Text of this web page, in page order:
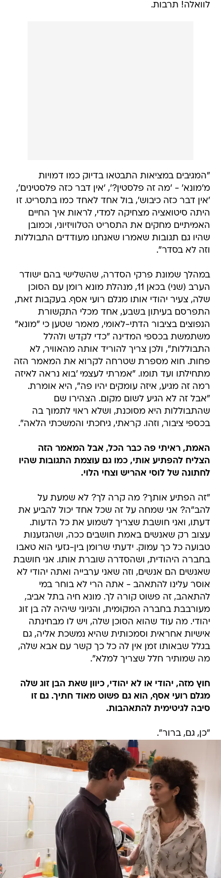
לוואלה! תרבות.
"המגיבים במציאות התבטאו בדיוק כמו דמויות
מ'מונא' - 'מה זה פלסטין?', 'אין דבר כזה פלסטינים',
'אין דבר כזה כיבוש', בול אחד לאחד כמו בתסריט. זו
היתה סיטואציה מצחיקה למדי, לראות איך החיים
האמיתיים מחקים את התסריט הטלוויזיוני, וכמובן
שהיו גם תגובות שאמרו שאנחנו מעודדים התבוללות
וזה לא בסדר".
במהלך שמונת פרקי הסדרה, שהשלישי בהם ישודר
הערב (שני) בכאן 11, מנהלת מונא רומן עם הסוכן
שלה, צעיר יהודי אותו מגלם רועי אסף. בעקבות זאת,
התפרסם בעיתון בשבע, אחד מכלי התקשורת
הנפוצים בציבור הדתי-לאומי, מאמר שטען כי "מונא"
משתמשת בכספי המדינה "כדי לקדש ולהלל
התבוללות", ולכן צריך להוריד אותה מהאוויר, לא
פחות. חוא מספרת שטרחה לקרוא את המאמר הזה
מתחילתו ועד תומו. "אמרתי לעצמי 'בוא נראה לאיזה
רמה זה מגיע, איזה עומקים יהיו פה", היא אומרת.
"אבל זה לא הגיע לשום מקום. הצהירו שם
שהתבוללות היא מסוכנת, ושלא ראוי לתמוך בה
בכספי ציבור, וזהו. קראתי, גיחכתי והמשכתי הלאה".
האמת, ראיתי פה כבר הכל, אבל המאמר הזה
הצליח להפתיע אותי, כמו גם עוצמת התגובות שהיו
לחתונה של לוסי אהריש וצחי הלוי.
"זה הפתיע אותך? מה קרה לך? לא שמעת על
להב"ה? אני שמחה על זה שכל אחד יכול להביע את
דעתו, ואני חושבת שצריך לשמוע את כל הדעות.
עצוב רק שאנשים באמת חושבים ככה, ושהגזענות
טבועה כל כך עמוק. ידעתי שרומן בין-גזעי הוא טאבו
בחברה היהודית, ושהסדרה שוברת אותו. אני חושבת
שאנשים הם אנשים, וזה שאני ערבייה ואתה יהודי לא
אוסר עלינו להתאהב - אתה הרי לא בוחר במי
להתאהב, זה פשוט קורה לך. מונא חיה בתל אביב,
מעורבבת בחברה המקומית, והגיוני שיהיה לה בן זוג
יהודי. מה עוד שהוא הסוכן שלה, ויש לו מבחינתה
אישיות אחראית וסמכותית שהיא נמשכת אליה, גם
בגלל שבאותו זמן אין לה כל כך קשר עם אבא שלה,
מה שמותיר חלל שצריך למלא".
חוץ מזה, יהודי או לא יהודי, כיוון שאת הבן זוג שלה
מגלם רועי אסף, הוא גם פשוט מאוד חתיך. גם זו
סיבה לגיטימית להתאהבות.
"כן, גם, ברור".